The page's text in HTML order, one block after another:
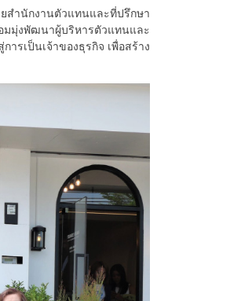
นักงานตัวแทนและที่ปรึกษา
มมุ่งพัฒนาผู้บริหารตัวแทนและ
รเป็นเจ้าของธุรกิจ เพื่อสร้าง